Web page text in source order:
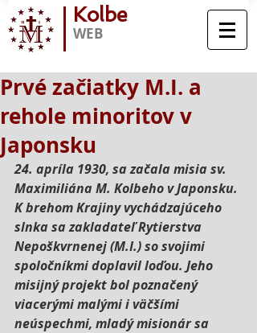
Kolbe
WEB
Prvé začiatky M.I. a
rehole minoritov v
Japonsku
24. apríla 1930, sa začala misia sv.
Maximiliána M. Kolbeho v Japonsku.
K brehom Krajiny vychádzajúceho
slnka sa zakladateľ Rytierstva
Nepoškvrnenej (M.I.) so svojimi
spoločníkmi doplavil loďou. Jeho
misijný projekt bol poznačený
viacerými malými i väčšími
neúspechmi, mladý misionár sa